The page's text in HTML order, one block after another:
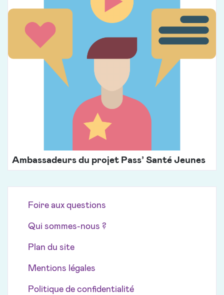
Ambassadeurs du projet Pass’ Santé Jeunes
Foire aux questions
Qui sommes-nous ?
Plan du site
Mentions légales
Politique de confidentialité